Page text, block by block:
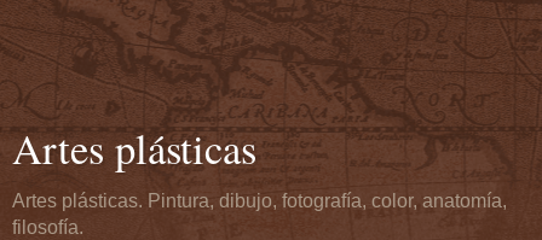
Artes plásticas
Artes plásticas. Pintura, dibujo, fotografía, color, anatomía,
filosofía.